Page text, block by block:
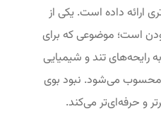
ارائه داده است. یکی از
است؛ موضوعی که برای
رایحه‌های تند و شیمیایی
می‌شود. نبود بوی
و حرفه‌ای‌تر می‌کند.